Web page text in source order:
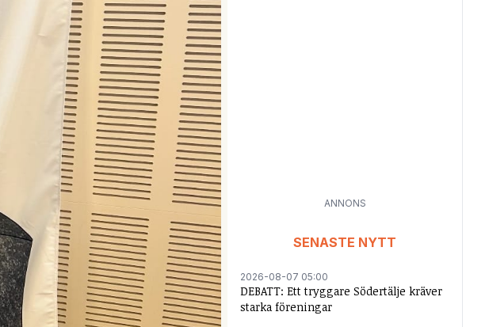
ANNONS
SENASTE NYTT
2026-08-07 05:00
DEBATT: Ett tryggare Södertälje kräver
starka föreningar